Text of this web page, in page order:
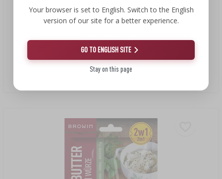
Duo Grill Klasická na ryby a zeleninu - směs koření 2 v 1, 2 x
27,38 Kč
Your browser is set to English. Switch to the English
version of our site for a better experience.
GO TO ENGLISH SITE
Stay on this page